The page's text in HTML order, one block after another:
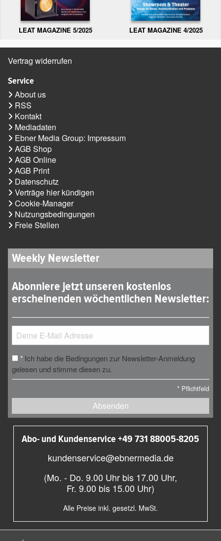
LEAT MAGAZINE 5/2025 LEAT MAGAZINE 4/2025
Vertrag widerrufen
Service
About us
RSS
Kontakt
Mediadaten
Ebner Media Group: Impressum
AGB Shop
AGB Online
AGB Print
Datenschutz
Verträge hier kündigen
Cookie-Manager
Nutzungsbedingungen
Freie Stellen
Weekly Newsletter
Abonniere jetzt unseren kostenlos
erscheinenden wöchentlichen Newsletter:
* Ich habe die Bedingungen zur Newsletter-Anmeldung
gelesen und stimme diesen zu.
* Pflichtfeld
Absenden
Abo- und Kundenservice +49 731 88005-8205
kundenservice@ebnermedia.de
(Mo. - Do. 9.00 Uhr bis 17.00 Uhr,
Fr. 9.00 bis 15.00 Uhr)
Alle Preise inkl. gesetzl. MwSt.